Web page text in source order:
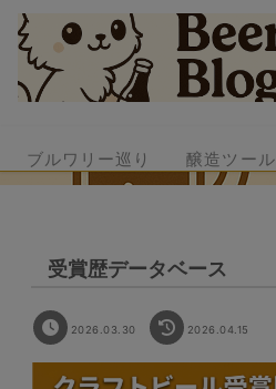
ブルワリー巡り 醸造ツール
受賞歴データベース
2026.03.30 2026.04.15